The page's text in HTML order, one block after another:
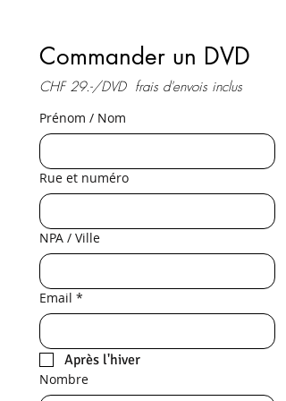
Commander un DVD
CHF 29.-/DVD  frais d'envois inclus
Prénom / Nom
Rue et numéro
NPA / Ville
Email *
Après l'hiver
Nombre